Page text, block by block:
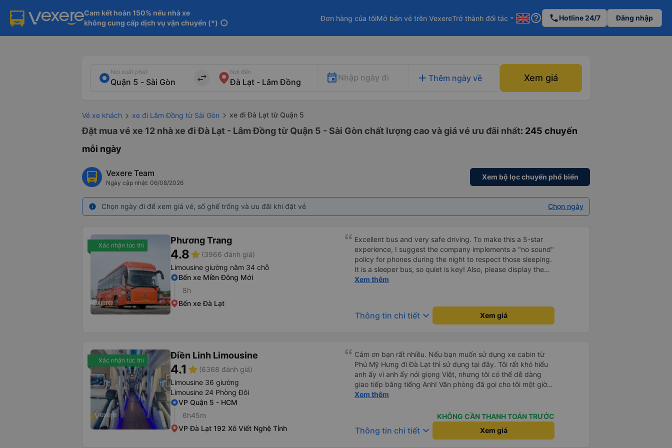
Cam kết hoàn 150% nếu nhà xe
không cung cấp dịch vụ vận chuyển (*) info
Đơn hàng của tôiMở bán vé trên VexereTrở thành đối tác arrow_drop_down help_outline phoneHotline 24/7 Đăng nhập
Nơi xuất phát
import_export
Nơi đến
Nhập ngày đi add Thêm ngày về Xem giá
Vé xe khách xe đi Lâm Đồng từ Sài Gòn xe đi Đà Lạt từ Quận 5
Đặt mua vé xe 12 nhà xe đi Đà Lạt - Lâm Đồng từ Quận 5 - Sài Gòn chất lượng cao và giá vé ưu đãi nhất: 245 chuyến
mỗi ngày
Vexere Team
Ngày cập nhật: 06/08/2026
Xem bộ lọc chuyến phổ biến
info Chọn ngày đi để xem giá vé, số ghế trống và ưu đãi khi đặt vé Chọn ngày
Xác nhận tức thì Phương Trang
4.8star (3966 đánh giá)
Limousine giường nằm 34 chỗ
Bến xe Miền Đông Mới
8h
Bến xe Đà Lạt
Excellent bus and very safe driving. To make this a 5-star
experience, I suggest the company implements a "no sound"
policy for phones during the night to respect those sleeping.
It is a sleeper bus, so quiet is key! Also, please display the
Wi-Fi password clearly inside the cabin for convenience. I
hơn, tôi góp ý nhà xe nên có quy định rõ ràng về việc giữ im
lặng (tắt âm thanh điện thoại) vào ban đêm để tránh làm
Tôi vẫn sẽ tiếp tục ủng hộ nhà xe trong tương lai!
Xem thêm
Thông tin chi tiết keyboard_arrow_down Xem giá
Xác nhận tức thì Điền Linh Limousine
4.1 star (6368 đánh giá)
Limousine 36 giường
Limousine 24 Phòng Đôi
VP Quận 5 - HCM
6h45m
VP Đà Lạt 192 Xô Viết Nghệ Tỉnh
Cảm ơn bạn rất nhiều. Nếu bạn muốn sử dụng xe cabin từ
Phú Mỹ Hưng đi Đà Lạt thì sử dụng tại đây. Tôi rất khó hiểu
anh ấy vì anh ấy nói giọng Việt, nhưng tôi có thể dễ dàng
giao tiếp bằng tiếng Anh! Văn phòng đã gọi cho tôi một giờ
trước khi lên xe, và mặc dù tôi phải chuyển chỗ nhiều lần vì
bạn đi xe đưa đón (van) ở cổng chính sẽ đưa bạn đến điểm
hẹn. Vì bạn đang ở trên xe nên hãy cắt vé trước và đưa cho
họ, dù tài xế hoặc người soát vé không nói được tiếng Anh
Xem thêm
KHÔNG CẦN THANH TOÁN TRƯỚC
Thông tin chi tiết keyboard_arrow_down Xem giá